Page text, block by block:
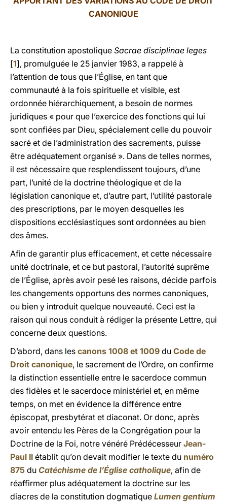
CANONIQUE
La constitution apostolique Sacrae disciplinae leges
[1], promulguée le 25 janvier 1983, a rappelé à
l’attention de tous que l’Église, en tant que
communauté à la fois spirituelle et visible, est
ordonnée hiérarchiquement, a besoin de normes
juridiques « pour que l’exercice des fonctions qui lui
sont confiées par Dieu, spécialement celle du pouvoir
sacré et de l’administration des sacrements, puisse
être adéquatement organisé ». Dans de telles normes,
il est nécessaire que resplendissent toujours, d’une
part, l’unité de la doctrine théologique et de la
législation canonique et, d’autre part, l’utilité pastorale
des prescriptions, par le moyen desquelles les
dispositions ecclésiastiques sont ordonnées au bien
des âmes.
Afin de garantir plus efficacement, et cette nécessaire
unité doctrinale, et ce but pastoral, l’autorité suprême
de l’Église, après avoir pesé les raisons, décide parfois
les changements opportuns des normes canoniques,
ou bien y introduit quelque nouveauté. Ceci est la
raison qui nous conduit à rédiger la présente Lettre, qui
concerne deux questions.
D’abord, dans les canons 1008 et 1009 du Code de
Droit canonique, le sacrement de l’Ordre, on confirme
la distinction essentielle entre le sacerdoce commun
des fidèles et le sacerdoce ministériel et, en même
temps, on met en évidence la différence entre
épiscopat, presbytérat et diaconat. Or donc, après
avoir entendu les Pères de la Congrégation pour la
Doctrine de la Foi, notre vénéré Prédécesseur Jean-
Paul II établit qu’on devait modifier le texte du numéro
875 du Catéchisme de l’Église catholique, afin de
réaffirmer plus adéquatement la doctrine sur les
diacres de la constitution dogmatique Lumen gentium